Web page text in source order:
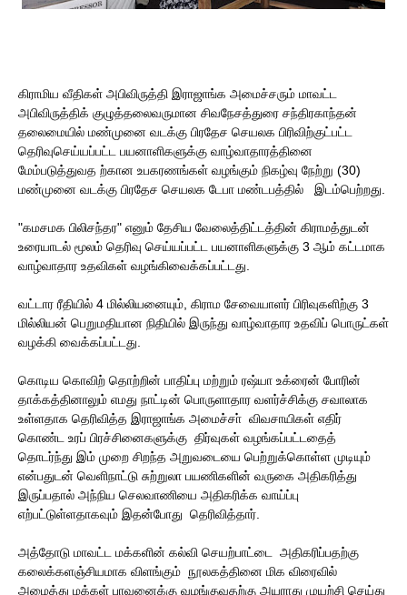
கிராமிய வீதிகள் அபிவிருத்தி இராஜாங்க அமைச்சரும் மாவட்ட
அபிவிருத்திக் குழுத்தலைவருமான சிவநேசத்துரை சந்திரகாந்தன்
தலைமையில் மண்முனை வடக்கு பிரதேச செயலக பிரிவிற்குட்பட்ட
தெரிவுசெய்யப்பட்ட பயனாளிகளுக்கு வாழ்வாதாரத்தினை
மேம்படுத்துவத ற்கான உபகரணங்கள் வழங்கும் நிகழ்வு நேற்று (30)
மண்முனை வடக்கு பிரதேச செயலக டேபா மண்டபத்தில் இடம்பெற்றது.
"கமசமக பிலிசந்தர" எனும் தேசிய வேலைத்திட்டத்தின் கிராமத்துடன்
உரையாடல் மூலம் தெரிவு செய்யப்பட்ட பயனாளிகளுக்கு 3 ஆம் கட்டமாக
வாழ்வாதார உதவிகள் வழங்கிவைக்கப்பட்டது.
வட்டார ரீதியில் 4 மில்லியனையும், கிராம சேவையாளர் பிரிவுகளிற்கு 3
மில்லியன் பெறுமதியான நிதியில் இருந்து வாழ்வாதார உதவிப் பொருட்கள்
வழக்கி வைக்கப்பட்டது.
கொடிய கொவிற் தொற்றின் பாதிப்பு மற்றும் ரஷ்யா உக்ரைன் போரின்
தாக்கத்தினாலும் எமது நாட்டின் பொருளாதார வளர்ச்சிக்கு சவாலாக
உள்ளதாக தெரிவித்த இராஜாங்க அமைச்சா் விவசாயிகள் எதிர்
கொண்ட உரப் பிரச்சினைகளுக்கு திர்வுகள் வழங்கப்பட்டதைத்
தொடர்ந்து இம் முறை சிறந்த அறுவடையை பெற்றுக்கொள்ள முடியும்
என்பதுடன் வெளிநாட்டு சுற்றுலா பயணிகளின் வருகை அதிகரித்து
இருப்பதால் அந்நிய செலவாணியை அதிகரிக்க வாய்ப்பு
எற்பட்டுள்ளதாகவும் இதன்போது தெரிவித்தார்.
அத்தோடு மாவட்ட மக்களின் கல்வி செயற்பாட்டை அதிகரிப்பதற்கு
கலைக்களஞ்சியமாக விளங்கும் நூலகத்தினை மிக விரைவில்
அமைத்து மக்கள் பாவனைக்கு வழங்குவதற்கு அயராது முயற்சி செய்து